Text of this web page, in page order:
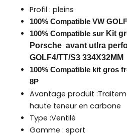
Profil : pleins
100% Compatible VW
100% Compatible sur Kit
Porsche avant utlra
GOLF4/TT/S3 334X32MM
100% Compatible kit gros
8P
Avantage produit
haute teneur en carbone
Type :Ventilé
Gamme : sport